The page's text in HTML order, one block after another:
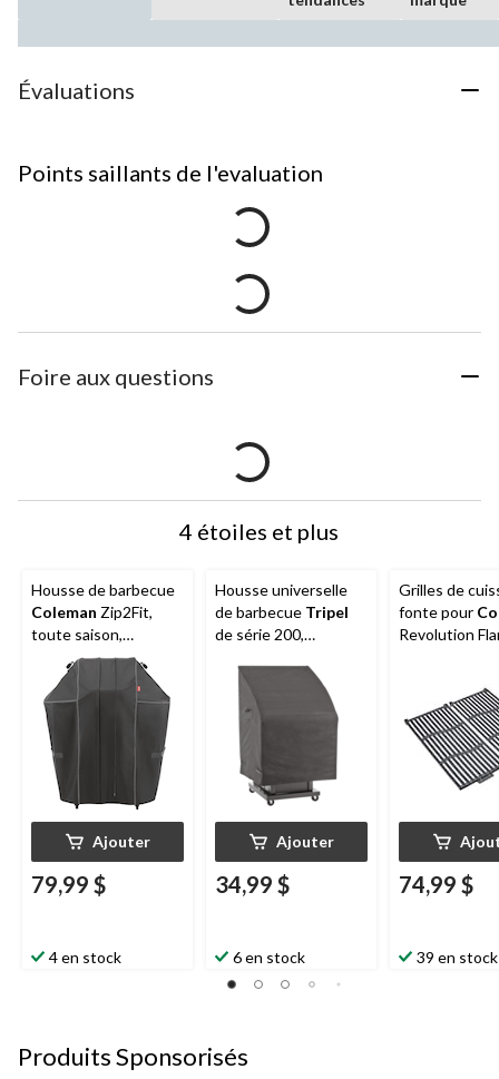
Évaluations
Points saillants de l'evaluation
Foire aux questions
4 étoiles et plus
Housse de barbecue
Coleman Zip2Fit,
toute saison,
extensible, 29 à
35 po, gris foncé
Ajouter
79,99 $
4 en stock
Housse universelle
de barbecue Tripel
de série 200,
aux intempéries et
aux rayons UV, petit,
noir
Ajouter
34,99 $
6 en stock
Grilles de
fonte pour
Revolution
74,99 $
39 en stock
Produits Sponsorisés